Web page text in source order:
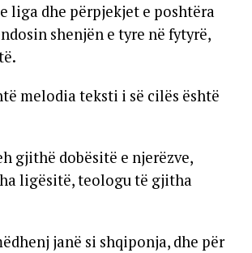
liga dhe përpjekjet e poshtëra
shenjën e tyre në fytyrë,
melodia teksti i së cilës është
gjithë dobësitë e njerëzve,
ligësitë, teologu të gjitha
janë si shqiponja, dhe për